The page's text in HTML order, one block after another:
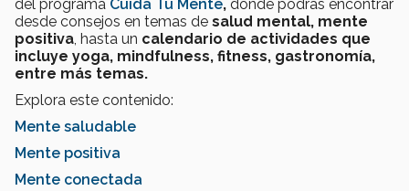
del programa Cuida Tu Mente, donde podrás encontrar
desde consejos en temas de salud mental, mente
positiva, hasta un calendario de actividades que
incluye yoga, mindfulness, fitness, gastronomía,
entre más temas.
Explora este contenido:
Mente saludable
Mente positiva
Mente conectada